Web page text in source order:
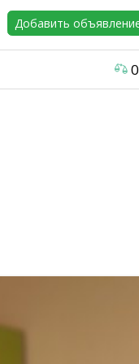
Добавить
0